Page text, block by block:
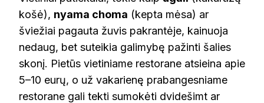
košė), nyama choma (kepta mėsa) ar
šviežiai pagauta žuvis pakrantėje, kainuoja
nedaug, bet suteikia galimybę pažinti šalies
skonį. Pietūs vietiniame restorane atsieina apie
5–10 eurų, o už vakarienę prabangesniame
restorane gali tekti sumokėti dvidešimt ar